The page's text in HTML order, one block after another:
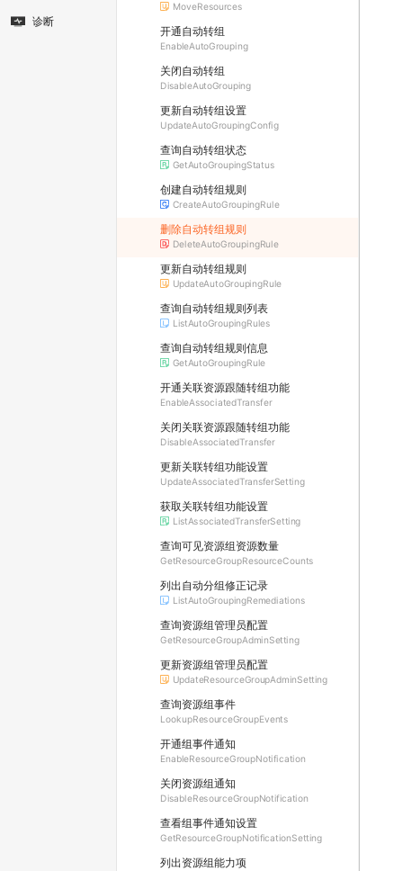
诊断
MoveResources
开通自动转组
EnableAutoGrouping
关闭自动转组
DisableAutoGrouping
更新自动转组设置
UpdateAutoGroupingConfig
查询自动转组状态
GetAutoGroupingStatus
创建自动转组规则
CreateAutoGroupingRule
删除自动转组规则
DeleteAutoGroupingRule
更新自动转组规则
UpdateAutoGroupingRule
查询自动转组规则列表
ListAutoGroupingRules
查询自动转组规则信息
GetAutoGroupingRule
开通关联资源跟随转组功能
EnableAssociatedTransfer
关闭关联资源跟随转组功能
DisableAssociatedTransfer
更新关联转组功能设置
UpdateAssociatedTransferSetting
获取关联转组功能设置
ListAssociatedTransferSetting
查询可见资源组资源数量
GetResourceGroupResourceCounts
列出自动分组修正记录
ListAutoGroupingRemediations
查询资源组管理员配置
GetResourceGroupAdminSetting
更新资源组管理员配置
UpdateResourceGroupAdminSetting
查询资源组事件
LookupResourceGroupEvents
开通组事件通知
EnableResourceGroupNotification
关闭资源组通知
DisableResourceGroupNotification
查看组事件通知设置
GetResourceGroupNotificationSetting
列出资源组能力项